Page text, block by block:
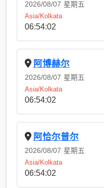
2026/08/07 星期五
Asia/Kolkata
06:54:02
阿博赫尔
2026/08/07 星期五
Asia/Kolkata
06:54:02
阿恰尔普尔
2026/08/07 星期五
Asia/Kolkata
06:54:02